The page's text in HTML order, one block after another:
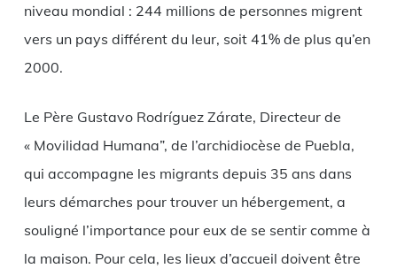
niveau mondial : 244 millions de personnes migrent
vers un pays différent du leur, soit 41% de plus qu’en
2000.
Le Père Gustavo Rodríguez Zárate, Directeur de
« Movilidad Humana”, de l’archidiocèse de Puebla,
qui accompagne les migrants depuis 35 ans dans
leurs démarches pour trouver un hébergement, a
souligné l’importance pour eux de se sentir comme à
la maison. Pour cela, les lieux d’accueil doivent être